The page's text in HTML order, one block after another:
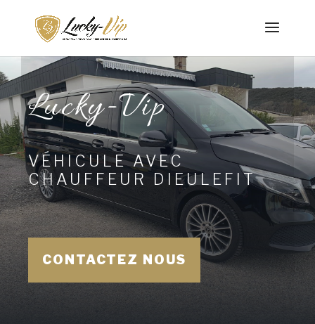
Lucky-Vip
VÉHICULE AVEC
CHAUFFEUR DIEULEFIT
CONTACTEZ NOUS